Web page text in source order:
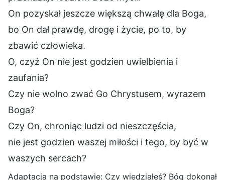
On pozyskał jeszcze większą chwałę dla Boga,
bo On dał prawdę, drogę i życie, po to, by
zbawić człowieka.
O, czyż On nie jest godzien uwielbienia i
zaufania?
Czy nie wolno zwać Go Chrystusem, wyrazem
Boga?
Czy On, chroniąc ludzi od nieszczęścia,
nie jest godzien waszej miłości i tego, by być w
waszych sercach?
Adaptacja na podstawie: Czy wiedziałeś? Bóg dokonał